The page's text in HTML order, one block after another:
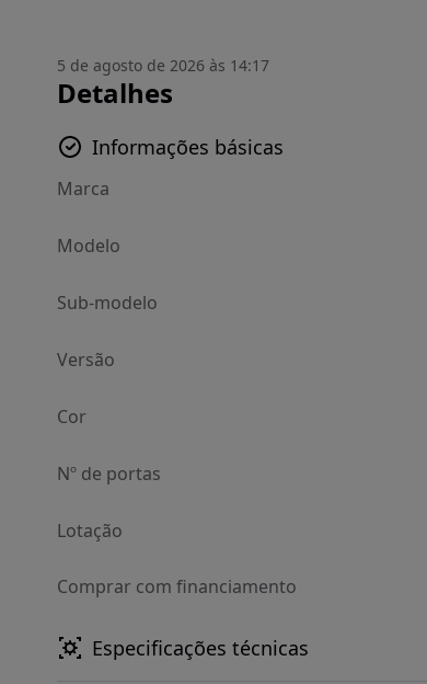
5 de agosto de 2026 às 14:17
Detalhes
Informações básicas
Marca
Modelo
Sub-modelo
Versão
Cor
Nº de portas
Lotação
Comprar com financiamento
Especificações técnicas